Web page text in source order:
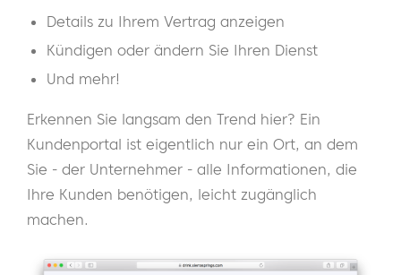
Details zu Ihrem Vertrag anzeigen
Kündigen oder ändern Sie Ihren Dienst
Und mehr!
Erkennen Sie langsam den Trend hier? Ein
Kundenportal ist eigentlich nur ein Ort, an dem
Sie - der Unternehmer - alle Informationen, die
Ihre Kunden benötigen, leicht zugänglich
machen.